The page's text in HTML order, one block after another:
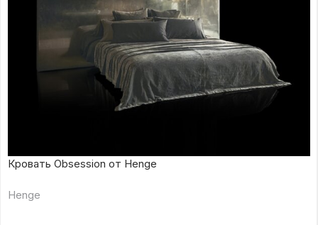
Кровать Obsession от Henge
Henge